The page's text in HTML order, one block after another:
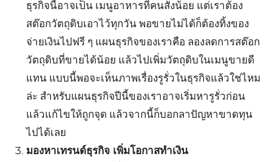
ธุรกิจนี้อาจเป็น เมนูอาหารที่คนสั่งน้อย แต่เราต้อง
สต๊อกวัตถุดิบเอาไว้ทุกวัน พอขายไม่ได้ก็ต้องทิ้งของ
จ่ายเงินไปฟรี ๆ แผนธุรกิจของเราคือ ลองลดการสต๊อก
วัตถุดิบที่ขายได้น้อย แล้วไปเพิ่มวัตถุดิบในเมนูขายดี
แทน แบบนี้พอจะเห็นภาพเรื่องรูรั่วในธุรกิจแล้วใช่ไหม
ล่ะ สำหรับแผนธุรกิจปีนี้ของเราอาจเริ่มหารูรั่วก่อน
แล้วแก้ไขให้ถูกจุด แล้วจากนี้ก็บอกลาปัญหาขาดทุน
ไปได้เลย
มองหาเทรนด์ธุรกิจ เพิ่มโอกาสทำเงิน